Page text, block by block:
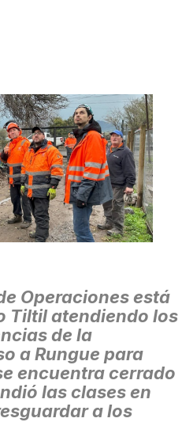
Operaciones está
Tiltil atendiendo los
de la
a Rungue para
encuentra cerrado
las clases en
a los